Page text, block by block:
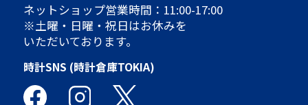
ネットショップ営業時間：11:00-17:00
※土曜・日曜・祝日はお休みを
いただいております。
時計SNS (時計倉庫TOKIA)